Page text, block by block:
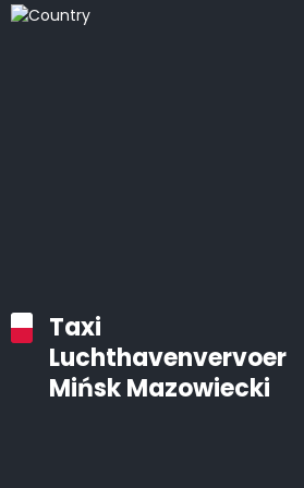
Taxi
Luchthavenvervoer
Mińsk Mazowiecki